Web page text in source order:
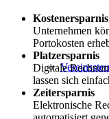
Kostenersparnis
Unternehmen
Portokosten
Platzersparnis
Digitale
lassen sich
Zeitersparnis
Elektronische